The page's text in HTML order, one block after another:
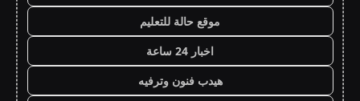
موقع حالة للتعليم
اخبار 24 ساعة
هيدب فنون وترفيه